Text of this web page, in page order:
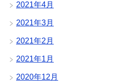
2021年4月
2021年3月
2021年2月
2021年1月
2020年12月